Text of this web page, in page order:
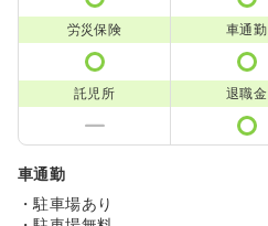
労災保険 車通勤
託児所 退職金
車通勤
・駐車場あり